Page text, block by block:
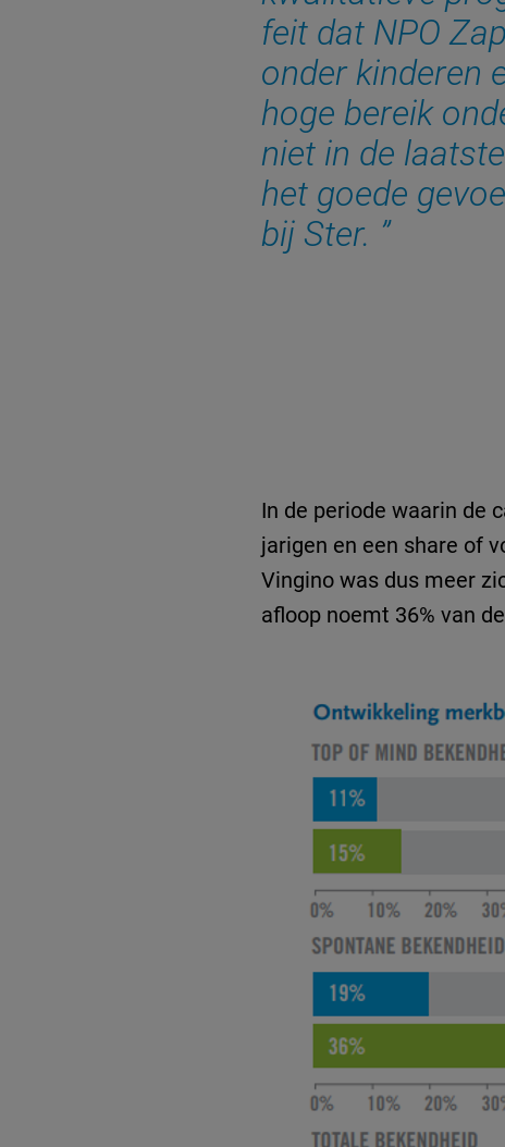
feit dat NPO
onder kinderen
hoge bereik
niet in de
het goede
bij Ster.
In de periode waarin de
jarigen en een share of
Vingino was dus meer
afloop noemt 36% van